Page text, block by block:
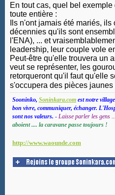
En tout cas, quel bel
toute entière :
Ils n'ont jamais été mariés,
décennies qu'ils sont
l'ENA), ... et
leadership, leur couple vole
Peut-être qu'elle trouvera un
veut se représenter, les
retorqueront qu'il faut qu'elle
s'occupera des pièces
Sooninko, Soninkara.com est notre
bon vivre, communiquer, échanger.
sont nos valeurs. - Laisse parler les gens
aboient .... la caravane passe toujours !
http://www.waounde.com